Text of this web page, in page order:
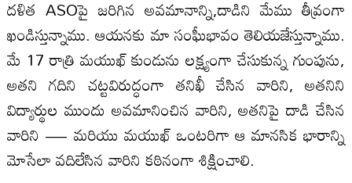
దళిత ASOపై జరిగిన అవమానాన్ని,దాడిని మేము తీవ్రంగా
ఖండిస్తున్నాము. ఆయనకు మా సంఘీభావం తెలియజేస్తున్నాము.
మే 17 రాత్రి మయుఖ్ కుండును లక్ష్యంగా చేసుకున్న గుంపును,
అతని గదిని చట్టవిరుద్ధంగా తనిఖీ చేసిన వారిని, అతనిని
విద్యార్థుల ముందు అవమానించిన వారిని, అతనిపై దాడి చేసిన
వారిని — మరియు మయుఖ్ ఒంటరిగా ఆ మానసిక భారాన్ని
మోసేలా వదిలేసిన వారిని కఠినంగా శిక్షించాలి.